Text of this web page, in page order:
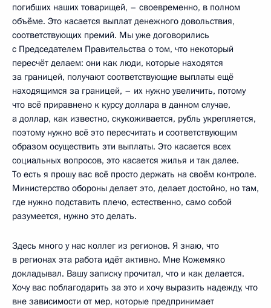
погибших наших товарищей, – своевременно, в полном
объёме. Это касается выплат денежного довольствия,
соответствующих премий. Мы уже договорились
с Председателем Правительства о том, что некоторый
пересчёт делаем: они как люди, которые находятся
за границей, получают соответствующие выплаты ещё
находящимся за границей, – их нужно увеличить, потому
что всё приравнено к курсу доллара в данном случае,
а доллар, как известно, скукоживается, рубль укрепляется,
поэтому нужно всё это пересчитать и соответствующим
образом осуществить эти выплаты. Это касается всех
социальных вопросов, это касается жилья и так далее.
То есть я прошу вас всё просто держать на своём контроле.
Министерство обороны делает это, делает достойно, но там,
где нужно подставить плечо, естественно, само собой
разумеется, нужно это делать.
Здесь много у нас коллег из регионов. Я знаю, что
в регионах эта работа идёт активно. Мне Кожемяко
докладывал. Вашу записку прочитал, что и как делается.
Хочу вас поблагодарить за это и хочу выразить надежду, что
вне зависимости от мер, которые предпринимает